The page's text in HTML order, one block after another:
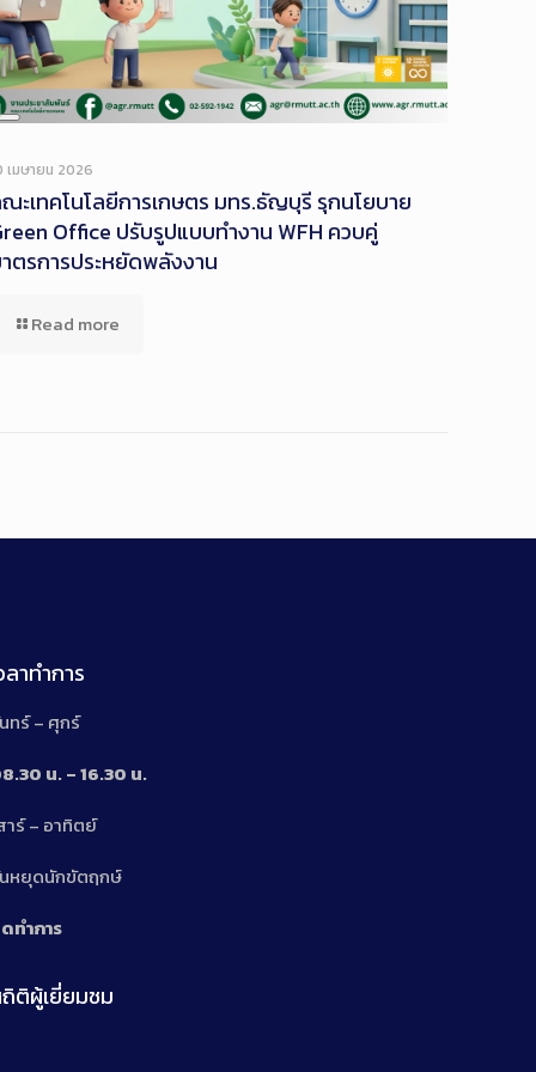
Long
เมษายน 2026
ะเทคโนโลยีการเกษตร มทร.ธัญบุรี รุกนโยบาย
Office ปรับรูปแบบทำงาน WFH ควบคู่
ตรการประหยัดพลังงาน
Read more
ลาทำการ
ทร์ – ศุกร์
น. – 16.30 น.
าร์ – อาทิตย์
หยุดนักขัตฤกษ์
ทำการ
ติผู้เยี่ยมชม